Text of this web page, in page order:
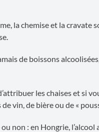
la chemise et la cravate
de boissons
les chaises et si
vin, de bière ou de «
: en Hongrie, l’alcool